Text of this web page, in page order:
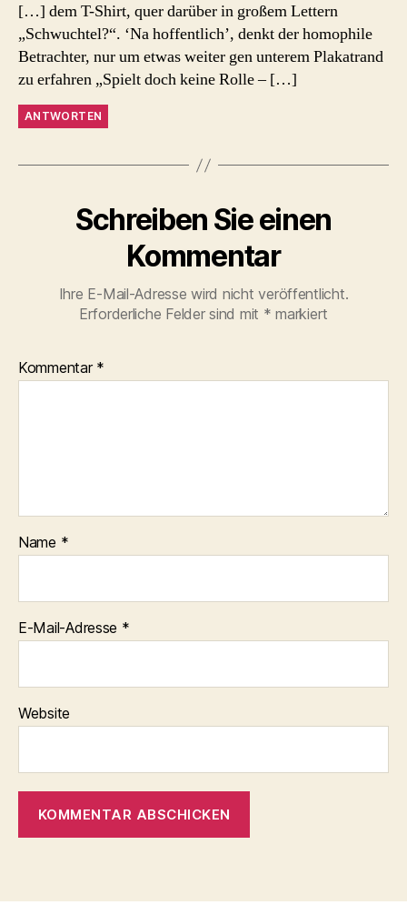
[…] dem T-Shirt, quer darüber in großem Lettern
„Schwuchtel?“. ‘Na hoffentlich’, denkt der homophile
Betrachter, nur um etwas weiter gen unterem Plakatrand
zu erfahren „Spielt doch keine Rolle – […]
ANTWORTEN
Schreiben Sie einen
Kommentar
Ihre E-Mail-Adresse wird nicht veröffentlicht.
Erforderliche Felder sind mit * markiert
Kommentar *
Name *
E-Mail-Adresse *
Website